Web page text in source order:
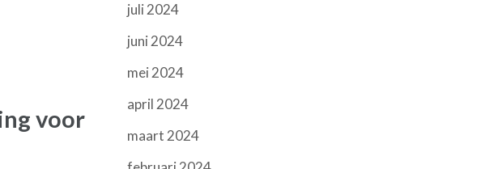
voor
juli 2024
juni 2024
mei 2024
april 2024
maart 2024